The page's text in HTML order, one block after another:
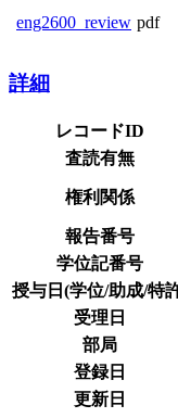
eng2600_review pdf
詳細
レコードID
査読有無
権利関係
報告番号
学位記番号
授与日(学位/助成/特
受理日
部局
登録日
更新日